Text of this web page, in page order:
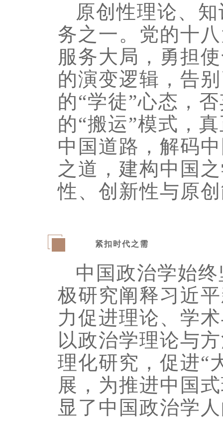
原创性理论、
务之一。党的十
服务大局，勇担
的演变逻辑，告
的“学徒”心态，
的“搬运”模式，
中国道路，解码
之道，建构中国
性、创新性与原
紧扣时代之需
中国政治学始
极研究阐释习近
力促进理论、学
以政治学理论与
理化研究，促进“
展，为推进中国
显了中国政治学